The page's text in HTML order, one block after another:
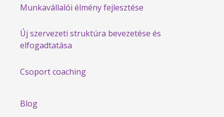
Munkavállalói élmény fejlesztése
Új szervezeti struktúra bevezetése és
elfogadtatása
Csoport coaching
Blog